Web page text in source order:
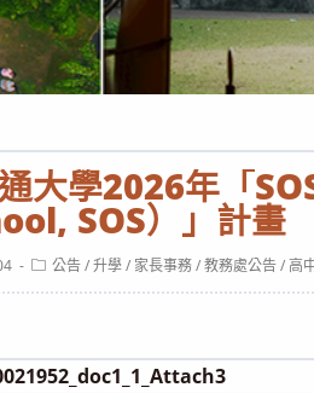
大學2026年「
SOS）」計畫
Post公告 / 升學 / 家長事務 / 教務處公告 / 高